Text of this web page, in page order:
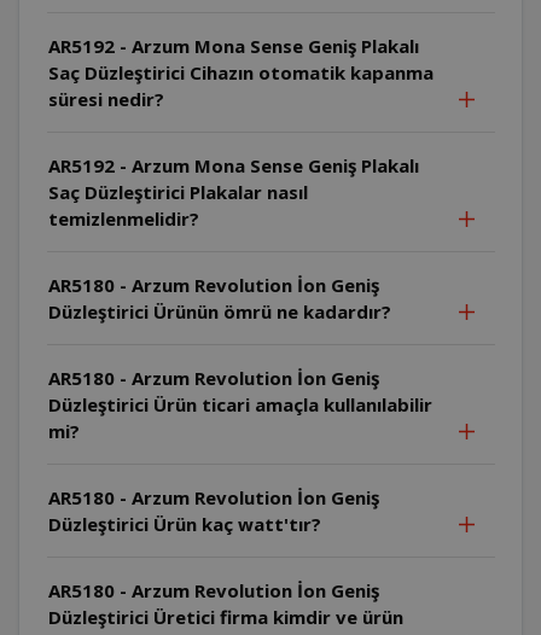
AR5192 - Arzum Mona Sense Geniş Plakalı
Saç Düzleştirici Cihazın otomatik kapanma
süresi nedir?
AR5192 - Arzum Mona Sense Geniş Plakalı
Saç Düzleştirici Plakalar nasıl
temizlenmelidir?
AR5180 - Arzum Revolution İon Geniş
Düzleştirici Ürünün ömrü ne kadardır?
AR5180 - Arzum Revolution İon Geniş
Düzleştirici Ürün ticari amaçla kullanılabilir
mi?
AR5180 - Arzum Revolution İon Geniş
Düzleştirici Ürün kaç watt'tır?
AR5180 - Arzum Revolution İon Geniş
Düzleştirici Üretici firma kimdir ve ürün